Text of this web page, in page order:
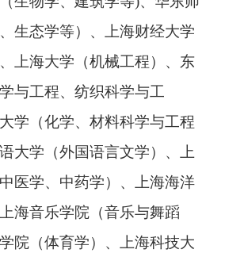
生态学等）、上海财经大学
上海大学（机械工程）、东
与工程、纺织科学与工
学（化学、材料科学与工程
大学（外国语言文学）、上
医学、中药学）、上海海洋
海音乐学院（音乐与舞蹈
院（体育学）、上海科技大